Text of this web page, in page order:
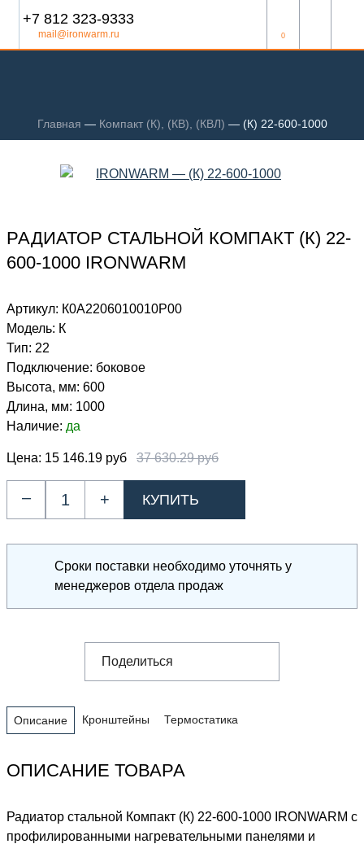
+7 812 323-9333
mail@ironwarm.ru 0
Главная — Компакт (К), (КВ), (КВЛ) — (К) 22-600-1000
РАДИАТОР СТАЛЬНОЙ КОМПАКТ (К) 22-
600-1000 IRONWARM
Артикул: К0А2206010010P00
Модель: К
Тип: 22
Подключение: боковое
Высота, мм: 600
Длина, мм: 1000
Наличие: да
Цена: 15 146.19 руб 37 630.29 руб
– +
Сроки поставки необходимо уточнять у
менеджеров отдела продаж
Поделиться
Описание Кронштейны Термостатика
ОПИСАНИЕ ТОВАРА
Радиатор стальной Компакт (К) 22-600-1000 IRONWARM с
профилированными нагревательными панелями и